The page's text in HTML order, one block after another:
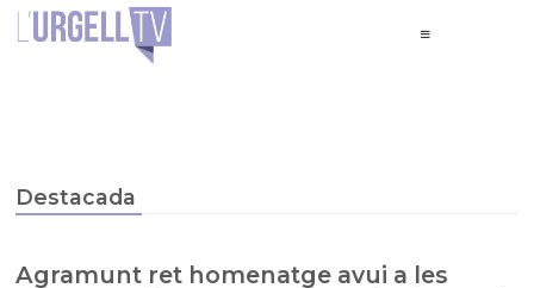
Destacada
Agramunt ret homenatge avui a les